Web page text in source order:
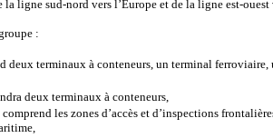
la ligne sud-nord vers l’Europe et de la ligne est-
:
deux terminaux à conteneurs, un terminal
deux terminaux à conteneurs,
les zones d’accès et d’inspections